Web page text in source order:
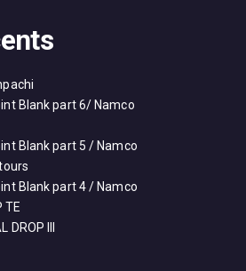
Blank part 6/ Namco
Blank part 5 / Namco
Blank part 4 / Namco
TE
III